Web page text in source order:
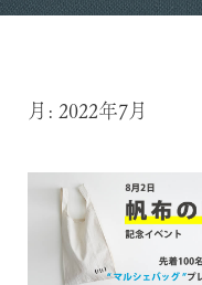
月: 2022年7月